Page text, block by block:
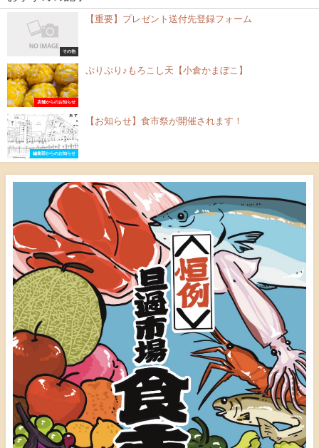
その他
【重要】プレゼント送付先登録フォーム
店舗からのお知らせ
ぷりぷり♪もろこし天【小倉かまぼこ】
編集部からのお知らせ
【お知らせ】食市祭が開催されます！